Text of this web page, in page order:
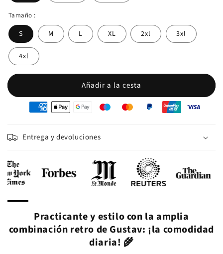
Tamaño :
S M L XL 2xl 3xl
4xl
Añadir a la cesta
Entrega y devoluciones
Practicante y estilo con la amplia
combinación retro de Gustav: ¡la comodidad
diaria! 🌾